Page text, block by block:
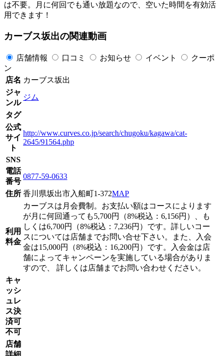
は不要。月に何回でも通い放題なので、空いた時間を有効活
用できます！
カーブス坂出の関連動画
店舗情報 口コミ お知らせ イベント
クーポ
ン
店名 カーブス坂出
ジャ
ンル
ジム
タグ
公式
サイ
ト
http://www.curves.co.jp/search/chugoku/kagawa/cat-
2645/91564.php
SNS
電話
番号
0877-59-0633
住所 香川県坂出市入船町1-372MAP
利用
料金
カーブスは月会費制。お支払い額はコースによります
が月に何回通っても5,700円（8%税込：6,156円）、も
しくは6,700円（8%税込：7,236円）です。詳しいコー
スについては店舗までお問い合せ下さい。また、入会
金は15,000円（8%税込：16,200円）です。入会金は店
舗によってキャンペーンを実施している場合がありま
すので、 詳しくは店舗までお問い合わせください。
キャ
ッシ
ュレ
ス決
済可
不可
店舗
詳細